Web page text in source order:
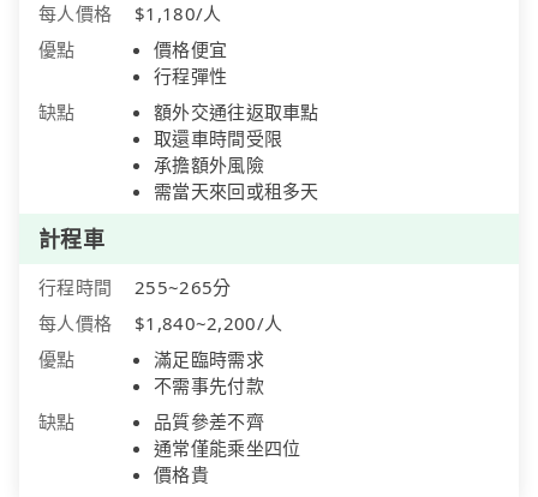
每人價格
$1,180/人
優點
價格便宜
行程彈性
缺點
額外交通往返取車點
取還車時間受限
承擔額外風險
需當天來回或租多天
計程車
行程時間
255~265分
每人價格
$1,840~2,200/人
優點
滿足臨時需求
不需事先付款
缺點
品質參差不齊
通常僅能乘坐四位
價格貴